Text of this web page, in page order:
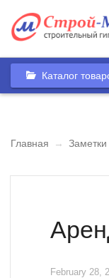
Каталог
Главная →
February 28,